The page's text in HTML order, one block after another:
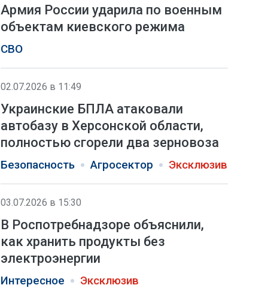
Армия России ударила по военным
объектам киевского режима
СВО
02.07.2026 в 11:49
Украинские БПЛА атаковали
автобазу в Херсонской области,
полностью сгорели два зерновоза
Безопасность Агросектор Эксклюзив
03.07.2026 в 15:30
В Роспотребнадзоре объяснили,
как хранить продукты без
электроэнергии
Интересное Эксклюзив